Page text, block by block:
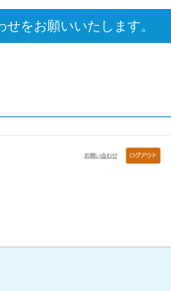
をお願いいたします。